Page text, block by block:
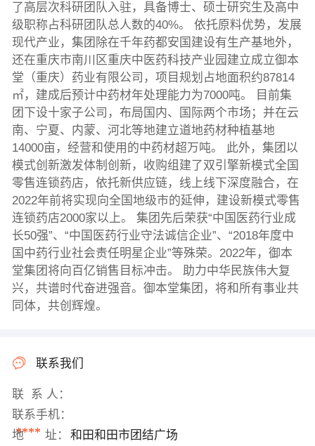
了高层次科研团队入驻，具备博士、硕士研究生及高中
级职称占科研团队总人数的40%。 依托原料优势，发展
现代产业，集团除在千年药都安国建设有生产基地外，
还在重庆市南川区重庆中医药科技产业园建立成立御本
堂（重庆）药业有限公司，项目规划占地面积约87814
㎡，建成后预计中药材年处理能力为7000吨。 目前集
团下设十家子公司，布局国内、国际两个市场；并在云
南、宁夏、内蒙、河北等地建立道地药材种植基地
14000亩，经营和使用的中药材超万吨。 此外，集团以
模式创新激发体制创新，收购组建了双引擎新模式全国
零售连锁药店，依托新供应链，线上线下深度融合，在
2022年前将实现向全国地级市的延伸，建设新模式零售
连锁药店2000家以上。 集团先后荣获“中国医药行业成
长50强”、“中国医药行业守法诚信企业”、“2018年度中
国中药行业社会责任明星企业”等殊荣。2022年，御本
堂集团将向百亿销售目标冲击。 助力中华民族伟大复
兴，共谱时代奋进强音。御本堂集团，将和所有事业共
同体，共创辉煌。
联系我们
联 系 人：
联系手机：
****
地 址： 和田和田市团结广场